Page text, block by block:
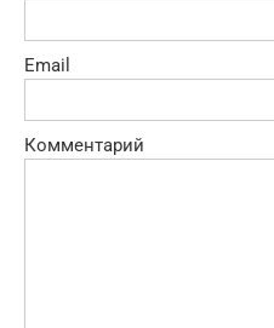
Email
Комментарий